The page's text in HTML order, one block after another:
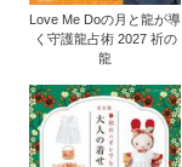
Love Me Doの月と龍が導
く守護龍占術 2027 祈の
龍